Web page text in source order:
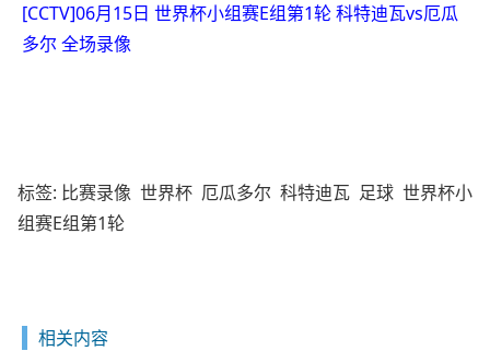
[CCTV]06月15日 世界杯小组赛E组第1轮 科特迪瓦vs厄瓜
多尔 全场录像
标签: 比赛录像 世界杯 厄瓜多尔 科特迪瓦 足球 世界杯小
组赛E组第1轮
相关内容